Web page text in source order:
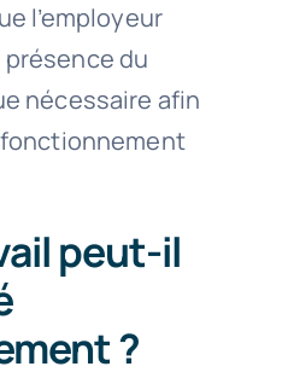
l’employeur
du
nécessaire afin
fonctionnement
peut-il
?